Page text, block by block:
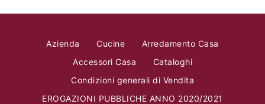
Azienda Cucine
Arredamento Casa
Accessori Casa
Cataloghi
Condizioni generali di Vendita
EROGAZIONI PUBBLICHE ANNO 2020/2021